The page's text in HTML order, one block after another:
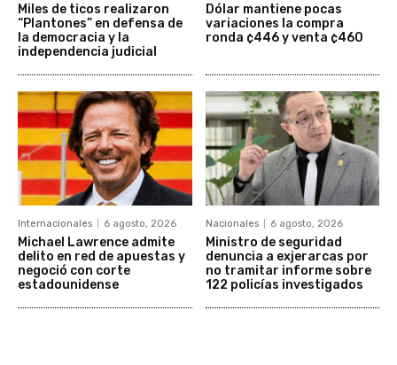
Miles de ticos realizaron
“Plantones” en defensa de
la democracia y la
independencia judicial
Dólar mantiene pocas
variaciones la compra
ronda ¢446 y venta ¢460
Internacionales 6 agosto, 2026
Michael Lawrence admite
delito en red de apuestas y
negoció con corte
estadounidense
Nacionales 6 agosto, 2026
Ministro de seguridad
denuncia a exjerarcas por
no tramitar informe sobre
122 policías investigados